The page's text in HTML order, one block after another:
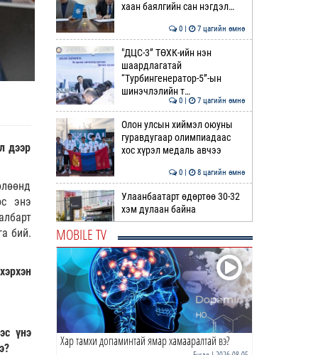
дээр
энэ
бий.
үнэ
хаан баялгийн сан нэгдэл…
0 | 7 цагийн өмнө
"ДЦС-3” ТӨХК-ийн нэн
шаардлагатай
“Турбингенератор-5”-ын
шинэчлэлийн т…
0 | 7 цагийн өмнө
Олон улсын хиймэл оюуны
гуравдугаар олимпиадаас
хос хүрэл медаль авчээ
0 | 8 цагийн өмнө
Улаанбаатарт өдөртөө 30-32
хэм дулаан байна
ДОРНЫН ЗУРХАЙ | Морь,
нохой жилтнээ аливаа үйлийг
хийхэд эерэг сайн
0 | 9 цагийн өмнө
ӨГЛӨӨНИЙ МЭНД!
MOBILE TV
Хар тамхи допаминтай ямар хамааралтай вэ?